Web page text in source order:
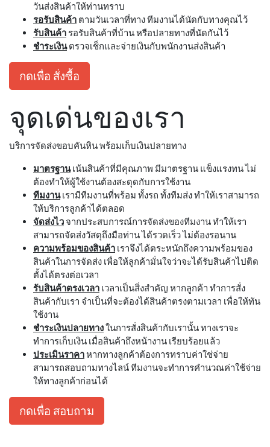
วันส่งสินค้าให้ท่านทราบ
รอรับสินค้า ตามวันเวลาที่ทาง ทีมงานได้นัดกับทางคุณไว้
รับสินค้า รอรับสินค้าที่บ้าน หรือปลายทางที่นัดกันไว้
ชำระเงินตรวจเช็กและจ่ายเงินกับพนักงานส่งสินค้า
กดเพื่อ สั่งซื้อ
จุดเด่นของเรา
บริการจัดส่งขอบคันหิน พร้อมเก็บเงินปลายทาง
มาตรฐานเน้นสินค้าที่มีคุณภาพ มีมาตรฐาน แข็งแรงทน ไม่
ต้องทำให้ผู้ใช้งานต้องสะดุดกับการใช้งาน
ทีมงานเรามีทีมงานที่พร้อม ทั้งรถ ทั้งทีมส่ง ทำให้เราสามารถ
ให้บริการลูกค้าได้ตลอด
จัดส่งไว จากประสบการณ์การจัดส่งของทีมงาน ทำให้เรา
สามารถจัดส่งวัสดุถึงมือท่าน ได้รวดเร็ว ไม่ต้องรอนาน
ความพร้อมของสินค้า เราจึงได้ตระหนักถึงความพร้อมของ
สินค้าในการจัดส่ง เพื่อให้ลูกค้ามั่นใจว่าจะได้รับสินค้าไปติด
ตั้งได้ตรงต่อเวลา
รับสินค้าตรงเวลา เวลาเป็นสิ่งสำคัญ หากลูกค้า ทำการสั่ง
สินค้ากับเรา จำเป็นที่จะต้องได้สินค้าตรงตามเวลา เพื่อให้ทัน
ใช้งาน
ชำระเงินปลายทางในการสั่งสินค้ากับเรานั้น ทางเราจะ
ทำการเก็บเงิน เมื่อสินค้าถึงหน้างาน เรียบร้อยแล้ว
ประเมินราคาหากทางลูกค้าต้องการทราบค่าใช่จ่าย
สามารถสอบถามทางไลน์ ทีมงานจะทำการคำนวณค่าใช้จ่าย
ให้ทางลูกค้าก่อนได้
กดเพื่อ สอบถาม